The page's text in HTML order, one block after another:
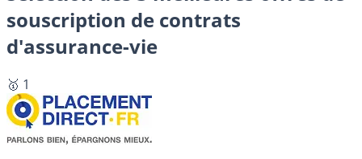
souscription de contrats
d'assurance-vie
🥇 1